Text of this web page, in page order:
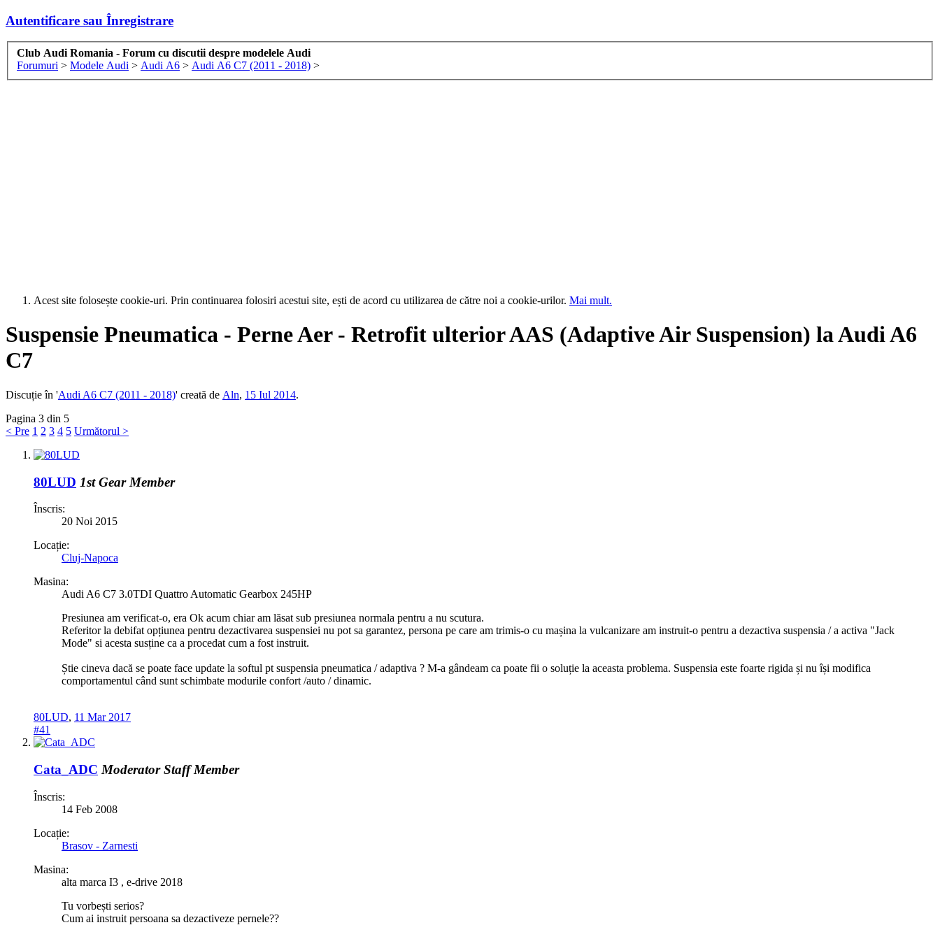
Autentificare sau Înregistrare
Club Audi Romania - Forum cu discutii despre modelele Audi
Forumuri > Modele Audi > Audi A6 > Audi A6 C7 (2011 - 2018) >
Acest site folosește cookie-uri. Prin continuarea folosiri acestui site, ești de acord cu utilizarea de către noi a cookie-urilor. Mai mult.
Suspensie Pneumatica - Perne Aer - Retrofit ulterior AAS (Adaptive Air Suspension) la Audi A6
C7
Discuție în 'Audi A6 C7 (2011 - 2018)' creată de Aln, 15 Iul 2014.
Pagina 3 din 5
< Pre 1 2 3 4 5 Următorul >
80LUD 1st Gear Member
Înscris:
20 Noi 2015
Locație:
Cluj-Napoca
Masina:
Audi A6 C7 3.0TDI Quattro Automatic Gearbox 245HP
Presiunea am verificat-o, era Ok acum chiar am lăsat sub presiunea normala pentru a nu scutura.
Referitor la debifat opțiunea pentru dezactivarea suspensiei nu pot sa garantez, persona pe care am trimis-o cu mașina la vulcanizare am instruit-o pentru a dezactiva suspensia / a activa "Jack
Mode" si acesta susține ca a procedat cum a fost instruit.
Știe cineva dacă se poate face update la softul pt suspensia pneumatica / adaptiva ? M-a gândeam ca poate fii o soluție la aceasta problema. Suspensia este foarte rigida și nu își modifica
comportamentul când sunt schimbate modurile confort /auto / dinamic.
80LUD, 11 Mar 2017
#41
Cata_ADC Moderator Staff Member
Înscris:
14 Feb 2008
Locație:
Brasov - Zarnesti
Masina:
alta marca I3 , e-drive 2018
Tu vorbești serios?
Cum ai instruit persoana sa dezactiveze pernele??